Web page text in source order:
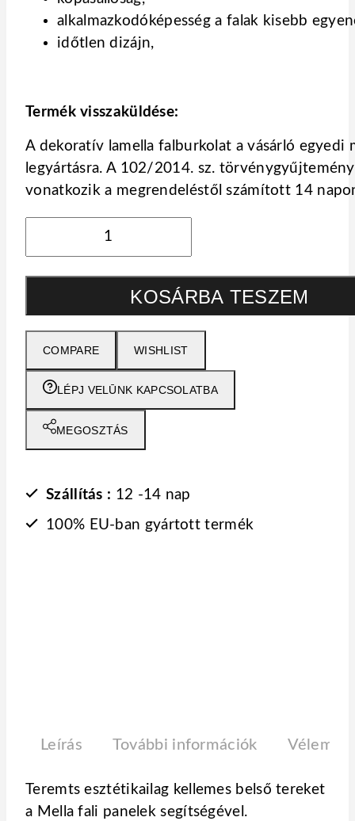
alkalmazkodóképesség a falak kisebb
időtlen dizájn,
Termék visszaküldése:
A dekoratív lamella falburkolat a vásárló egyedi
legyártásra. A 102/2014. sz.
vonatkozik a megrendeléstől számított 14
charleston
lamella
fekete
mennyiség
KOSÁRBA TESZEM
COMPARE WISHLIST
LÉPJ VELŪNK KAPCSOLATBA
MEGOSZTÁS
Szállítás : 12 -14 nap
100% EU-ban gyártott termék
Leírás További információk
Teremts esztétikailag kellemes belső tereket
a Mella fali panelek segítségével.